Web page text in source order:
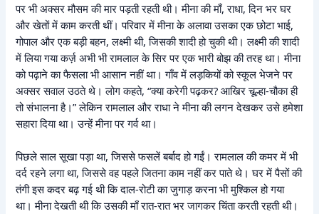
पर भी अक्सर मौसम की मार पड़ती रहती थी। मीना की माँ, राधा, दिन भर घर
और खेतों में काम करती थीं। परिवार में मीना के अलावा उसका एक छोटा भाई,
गोपाल और एक बड़ी बहन, लक्ष्मी थी, जिसकी शादी हो चुकी थी। लक्ष्मी की शादी
में लिया गया कर्ज़ अभी भी रामलाल के सिर पर एक भारी बोझ की तरह था। मीना
को पढ़ाने का फैसला भी आसान नहीं था। गाँव में लड़कियों को स्कूल भेजने पर
अक्सर सवाल उठते थे। लोग कहते, “क्या करेगी पढ़कर? आखिर चूल्हा-चौका ही
तो संभालना है।” लेकिन रामलाल और राधा ने मीना की लगन देखकर उसे हमेशा
सहारा दिया था। उन्हें मीना पर गर्व था।
पिछले साल सूखा पड़ा था, जिससे फसलें बर्बाद हो गईं। रामलाल की कमर में भी
दर्द रहने लगा था, जिससे वह पहले जितना काम नहीं कर पाते थे। घर में पैसों की
तंगी इस कदर बढ़ गई थी कि दाल-रोटी का जुगाड़ करना भी मुश्किल हो गया
था। मीना देखती थी कि उसकी माँ रात-रात भर जागकर चिंता करती रहती थी।